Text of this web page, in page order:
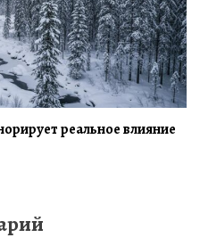
реальное влияние